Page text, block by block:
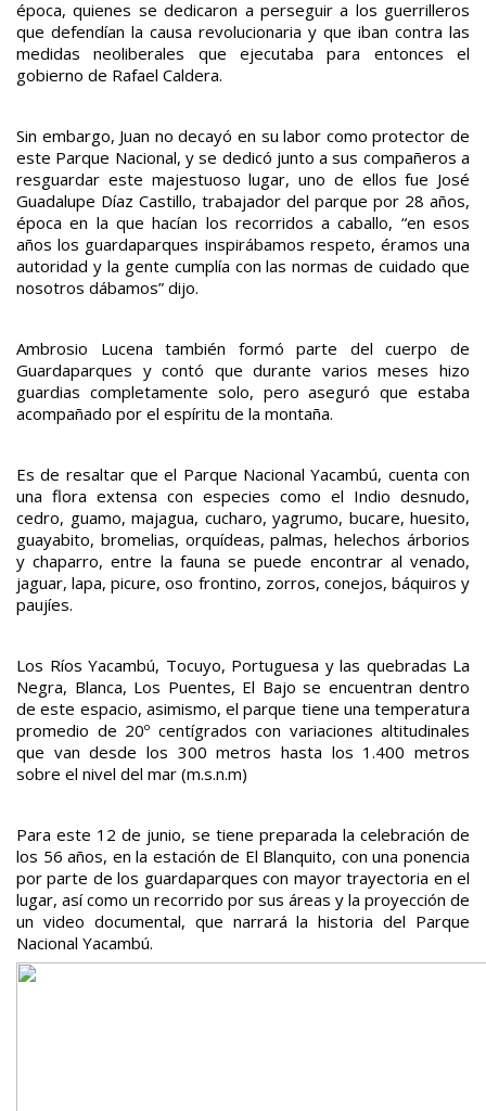
época, quienes se dedicaron a perseguir a los guerrilleros
que defendían la causa revolucionaria y que iban contra las
medidas neoliberales que ejecutaba para entonces el
gobierno de Rafael Caldera.
Sin embargo, Juan no decayó en su labor como protector de
este Parque Nacional, y se dedicó junto a sus compañeros a
resguardar este majestuoso lugar, uno de ellos fue José
Guadalupe Díaz Castillo, trabajador del parque por 28 años,
época en la que hacían los recorridos a caballo, “en esos
años los guardaparques inspirábamos respeto, éramos una
autoridad y la gente cumplía con las normas de cuidado que
nosotros dábamos” dijo.
Ambrosio Lucena también formó parte del cuerpo de
Guardaparques y contó que durante varios meses hizo
guardias completamente solo, pero aseguró que estaba
acompañado por el espíritu de la montaña.
Es de resaltar que el Parque Nacional Yacambú, cuenta con
una flora extensa con especies como el Indio desnudo,
cedro, guamo, majagua, cucharo, yagrumo, bucare, huesito,
guayabito, bromelias, orquídeas, palmas, helechos árborios
y chaparro, entre la fauna se puede encontrar al venado,
jaguar, lapa, picure, oso frontino, zorros, conejos, báquiros y
paujíes.
Los Ríos Yacambú, Tocuyo, Portuguesa y las quebradas La
Negra, Blanca, Los Puentes, El Bajo se encuentran dentro
de este espacio, asimismo, el parque tiene una temperatura
promedio de 20º centígrados con variaciones altitudinales
que van desde los 300 metros hasta los 1.400 metros
sobre el nivel del mar (m.s.n.m)
Para este 12 de junio, se tiene preparada la celebración de
los 56 años, en la estación de El Blanquito, con una ponencia
por parte de los guardaparques con mayor trayectoria en el
lugar, así como un recorrido por sus áreas y la proyección de
un video documental, que narrará la historia del Parque
Nacional Yacambú.